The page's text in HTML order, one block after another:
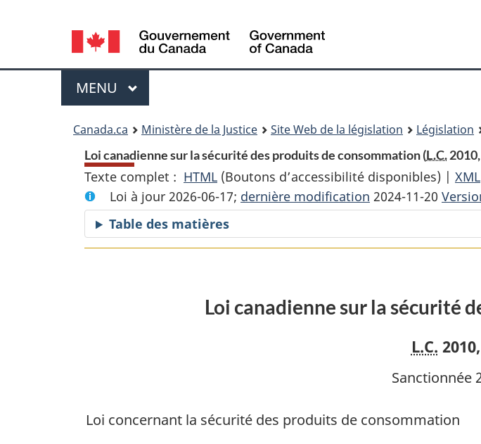
Language
selection
Menu
MENU PRINCIPAL
Canada.ca Ministère de la Justice Site Web de la législation Législation
Loi canadienne sur la sécurité des produits de consommation (L.C.
Texte complet : HTML Texte
complet
:
Loi
sécurité
(Boutons d’accessibilité disponibles) | XML
Loi à jour 2026-06-17; dernière modification 2024-11-20
Table des matières
Loi canadienne sur la sécurité
L.C.
Sanctionnée
Loi concernant la sécurité des produits de consommation